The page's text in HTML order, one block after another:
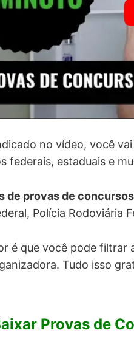
no vídeo, você
federais, estaduais e
de provas de
Polícia Rodoviária
é que você pode filtrar
Tudo isso
Provas de